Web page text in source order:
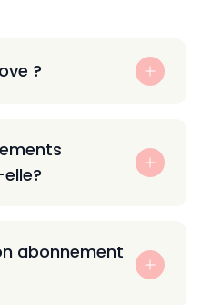
?
abonnement